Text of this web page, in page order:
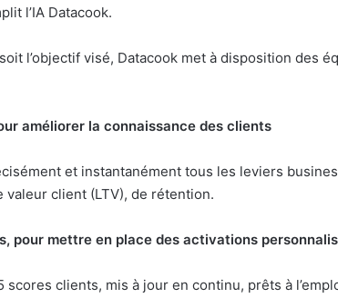
l’IA Datacook.
l’objectif visé, Datacook met à disposition des
améliorer la connaissance des clients
et instantanément tous les leviers
client (LTV), de rétention.
pour mettre en place des activations
scores clients, mis à jour en continu, prêts à